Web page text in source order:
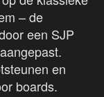
– de
een SJP
en
boards.